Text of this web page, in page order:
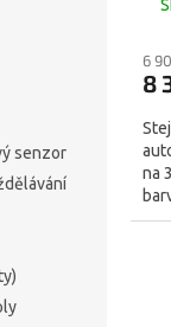
senzor
6
8
na